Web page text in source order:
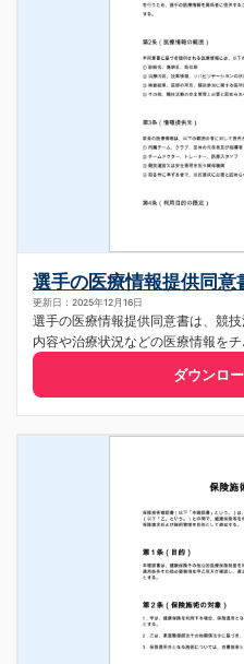
選手の医療情報提供同意
更新日：2025年12月16日
選手の医療情報提供同意書は、競
内容や治療状況などの医療情報をチ
ダウンロ